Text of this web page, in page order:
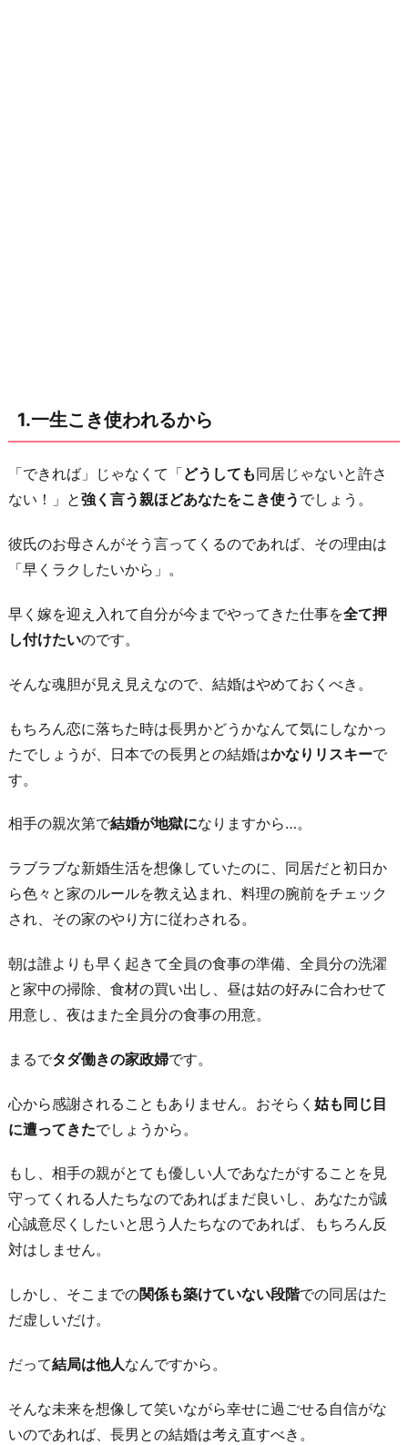
て
く
れ
な
か
ら
3.
結
は
の
面
み
る
す
る
も
じ
な
い
ら
4.
平
な
生
は
1.一生こき使われるから
「できれば」じゃなくて「どうしても同居じゃないと許さ
ない！」と強く言う親ほどあなたをこき使う でしょう。
彼氏のお母さんがそう言ってくるのであれば、その理由は
「早くラクしたいから」。
早く嫁を迎え入れて自分が今までやってきた仕事を全て押
し付けたいのです。
そんな魂胆が見え見えなので、結婚はやめておくべき。
もちろん恋に落ちた時は長男かどうかなんて気にしなかっ
たでしょうが、日本での長男との結婚はかなりリスキーで
す。
相手の親次第で結婚が地獄になりますから…。
ラブラブな新婚生活を想像していたのに、同居だと初日か
ら色々と家のルールを教え込まれ、料理の腕前をチェック
され、その家のやり方に従わされる。
朝は誰よりも早く起きて全員の食事の準備、全員分の洗濯
と家中の掃除、食材の買い出し、昼は姑の好みに合わせて
用意し、夜はまた全員分の食事の用意。
まるでタダ働きの家政婦です。
心から感謝されることもありません。おそらく 姑も同じ目
に遭ってきたでしょうから。
もし、相手の親がとても優しい人であなたがすることを見
守ってくれる人たちなのであればまだ良いし、あなたが誠
心誠意尽くしたいと思う人たちなのであれば、もちろん反
対はしません。
しかし、そこまでの関係も築けていない段階での同居はた
だ虚しいだけ。
だって結局は他人なんですから。
そんな未来を想像して笑いながら幸せに過ごせる自信がな
いのであれば、長男との結婚は考え直すべき。